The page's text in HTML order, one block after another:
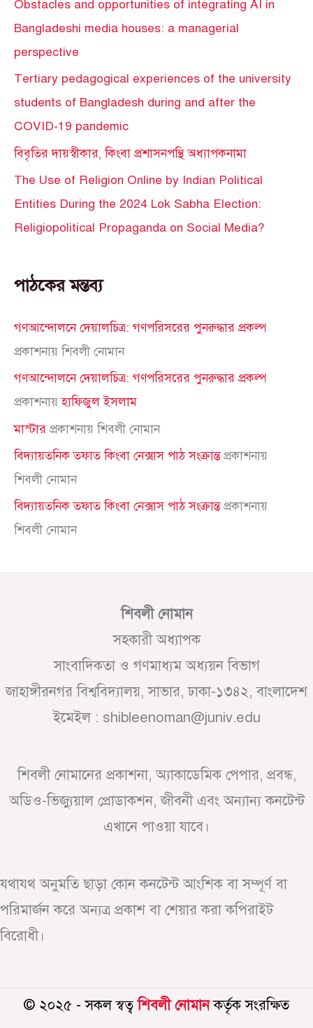
Obstacles and opportunities of integrating AI in
Bangladeshi media houses: a managerial
perspective
Tertiary pedagogical experiences of the university
students of Bangladesh during and after the
COVID-19 pandemic
বিবৃতির দায়স্বীকার, কিংবা প্রশাসনপন্থি অধ্যাপকনামা
The Use of Religion Online by Indian Political
Entities During the 2024 Lok Sabha Election:
Religiopolitical Propaganda on Social Media?
পাঠকের মন্তব্য
গণআন্দোলনে দেয়ালচিত্র: গণপরিসরের পুনরুদ্ধার প্রকল্প
প্রকাশনায়শিবলী নোমান
গণআন্দোলনে দেয়ালচিত্র: গণপরিসরের পুনরুদ্ধার প্রকল্প
প্রকাশনায়হাফিজুল ইসলাম
মাস্টার প্রকাশনায়শিবলী নোমান
বিদ্যায়তনিক তফাত কিংবা নেক্সাস পাঠ সংক্রান্তপ্রকাশনায়
শিবলী নোমান
বিদ্যায়তনিক তফাত কিংবা নেক্সাস পাঠ সংক্রান্তপ্রকাশনায়
শিবলী নোমান
শিবলী নোমান
সহকারী অধ্যাপক
সাংবাদিকতা ও গণমাধ্যম অধ্যয়ন বিভাগ
জাহাঙ্গীরনগর বিশ্ববিদ্যালয়, সাভার, ঢাকা-১৩৪২, বাংলাদেশ
ইমেইল : shibleenoman@juniv.edu
শিবলী নোমানের প্রকাশনা, অ্যাকাডেমিক পেপার, প্রবন্ধ,
অডিও-ভিজ্যুয়াল প্রোডাকশন, জীবনী এবং অন্যান্য কনটেন্ট
এখানে পাওয়া যাবে।
যথাযথ অনুমতি ছাড়া কোন কনটেন্ট আংশিক বা সম্পূর্ণ বা
পরিমার্জন করে অন্যত্র প্রকাশ বা শেয়ার করা কপিরাইট
বিরোধী।
© ২০২৫ - সকল স্বত্বশিবলী নোমানকর্তৃক সংরক্ষিত